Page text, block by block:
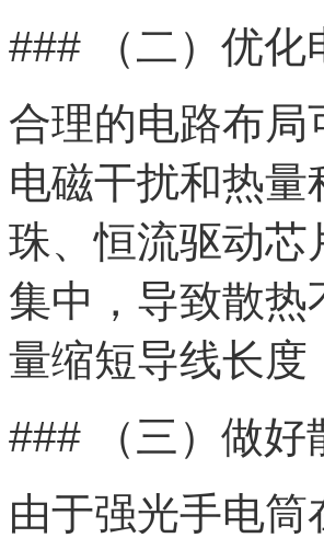
### （二）优化
合理的电路布
电磁干扰和热
珠、恒流驱动芯
集中，导致散
量缩短导线长度
### （三）做好
由于强光手电